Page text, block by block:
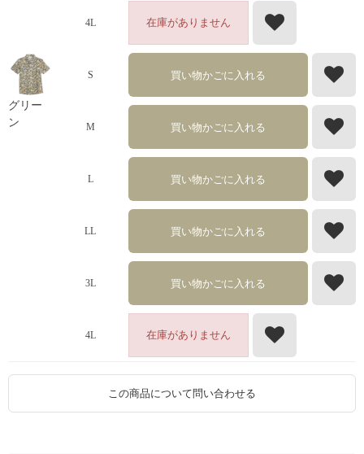
4L 在庫がありません
グリー
ン
S 買い物かごに入れる
M 買い物かごに入れる
L 買い物かごに入れる
LL 買い物かごに入れる
3L 買い物かごに入れる
4L 在庫がありません
この商品について問い合わせる